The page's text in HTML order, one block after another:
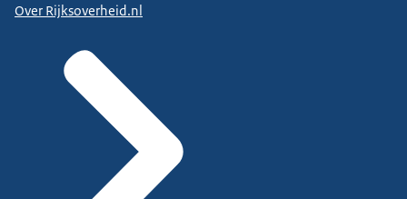
Over Rijksoverheid.nl